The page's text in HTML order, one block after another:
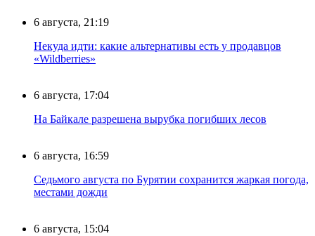
6 августа, 21:19
Некуда идти: какие альтернативы есть у продавцов
«Wildberries»
6 августа, 17:04
На Байкале разрешена вырубка погибших лесов
6 августа, 16:59
Седьмого августа по Бурятии сохранится жаркая погода,
местами дожди
6 августа, 15:04